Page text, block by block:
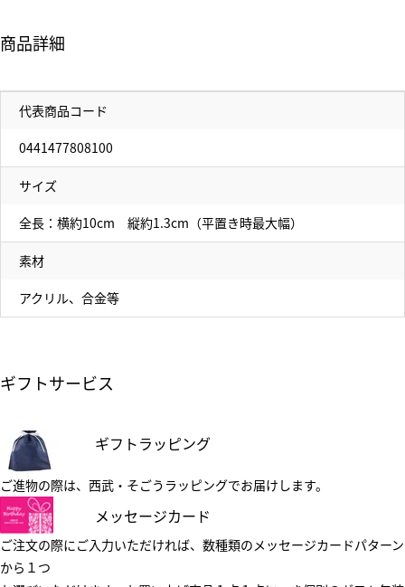
商品詳細
代表商品コード
0441477808100
サイズ
全長：横約10cm 縦約1.3cm（平置き時最大幅）
素材
アクリル、合金等
ギフトサービス
ギフトラッピング
ご進物の際は、西武・そごうラッピングでお届けします。
メッセージカード
ご注文の際にご入力いただければ、数種類のメッセージカードパターン
から１つ